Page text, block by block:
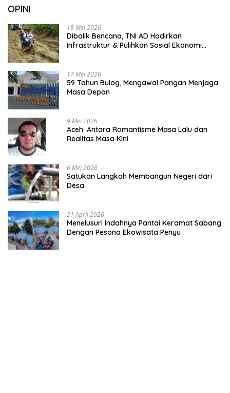
OPINI
18 Mei 2026
Dibalik Bencana, TNI AD Hadirkan
Infrastruktur & Pulihkan Sosial Ekonomi
17 Mei 2026
59 Tahun Bulog, Mengawal Pangan Menjaga
Masa Depan
9 Mei 2026
Aceh: Antara Romantisme Masa Lalu dan
Realitas Masa Kini
6 Mei 2026
Satukan Langkah Membangun Negeri dari
Desa
21 April 2026
Menelusuri Indahnya Pantai Keramat Sabang
Dengan Pesona Ekowisata Penyu